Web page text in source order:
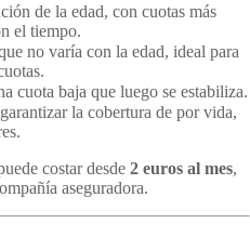
de la edad, con cuotas más
el tiempo.
no varía con la edad, ideal para
cuota baja que luego se estabiliza.
la cobertura de por vida,
costar desde 2 euros al mes,
aseguradora.